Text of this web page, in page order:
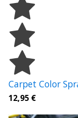
Carpet Color
12,95 €